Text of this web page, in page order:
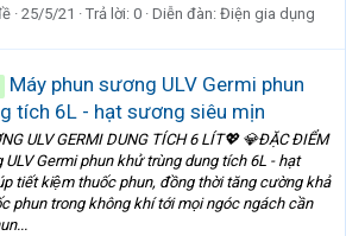
25/5/21 Trả lời: 0 Diễn đàn: Điện gia dụng
Máy phun sương ULV Germi phun
tích 6L - hạt sương siêu mịn
ULV GERMI DUNG TÍCH 6 LÍT💖 💎ĐẶC ĐIỂM
Germi phun khử trùng dung tích 6L - hạt
tiết kiệm thuốc phun, đồng thời tăng cường khả
phun trong không khí tới mọi ngóc ngách cần